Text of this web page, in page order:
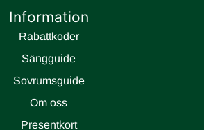
Information
Rabattkoder
Sängguide
Sovrumsguide
Om oss
Presentkort